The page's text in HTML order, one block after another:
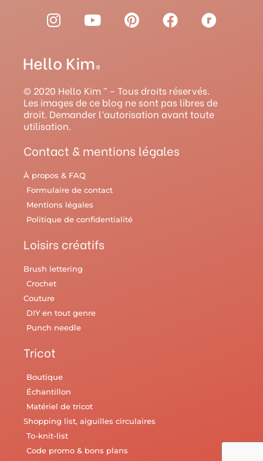
I
n
t
a
g
r
a
m
Y
o
t
u
b
e
P
i
r
e
s
F
a
o
o
k
R
a
y
© 2020 Hello Kim ™ – Tous droits réservés.
Les images de ce blog ne sont pas libres de
droit. Demander l’autorisation avant toute
utilisation.
Contact & mentions légales
À propos & FAQ
Formulaire de contact
Mentions légales
Politique de confidentialité
Loisirs créatifs
Brush lettering
Crochet
Couture
DIY en tout genre
Punch needle
Tricot
Boutique
Échantillon
Matériel de tricot
Shopping list, aiguilles circulaires
To-knit-list
Code promo & bons plans